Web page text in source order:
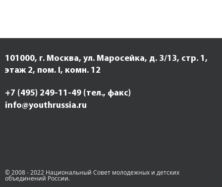
101000, г. Москва, ул. Маросейка, д. 3/13, стр. 1,
этаж 2, пом. I, комн. 12
+7 (495) 249-11-49 (тел., факс)
info@youthrussia.ru
© 2008 - 2022 Национальный Совет молодежных и детских
объединений России.